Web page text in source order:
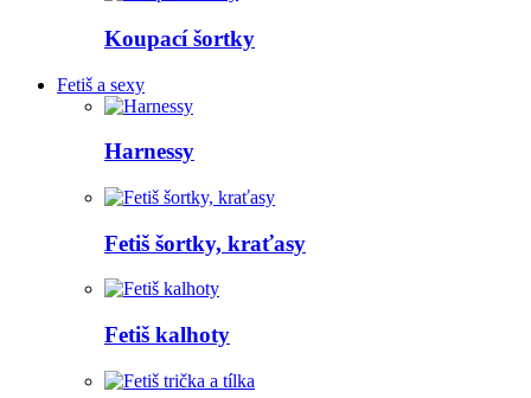
Koupací šortky
Fetiš a sexy
Harnessy
Fetiš šortky, kraťasy
Fetiš kalhoty